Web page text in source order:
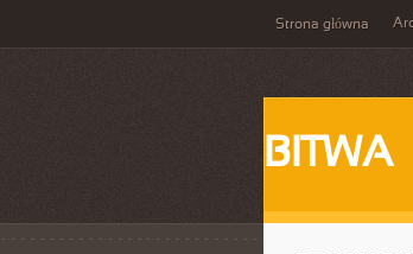
Strona główna
BITWA